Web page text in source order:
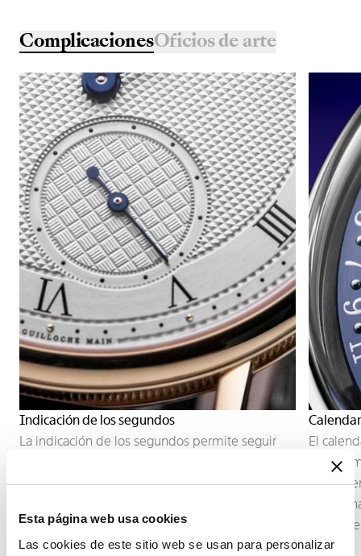
Esta página web usa cookies
Las cookies de este sitio web se usan para personalizar
ComplicacionesOficios de arte
Indicación de los segundos
La indicación de los segundos permite seguir
construcción del movimiento, puede adoptar la
pequeño segundero descentrado, integrado en
la arquitectura de la esfera.
El
disco.
exige